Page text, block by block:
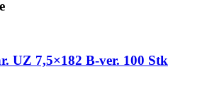
UZ 7,5×182 B-ver. 100 Stk